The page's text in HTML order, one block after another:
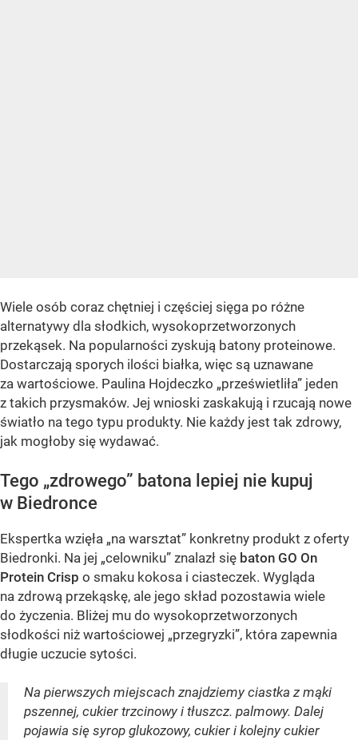
Wiele osób coraz chętniej i częściej sięga po różne
alternatywy dla słodkich, wysokoprzetworzonych
przekąsek. Na popularności zyskują batony proteinowe.
Dostarczają sporych ilości białka, więc są uznawane
za wartościowe. Paulina Hojdeczko „prześwietliła” jeden
z takich przysmaków. Jej wnioski zaskakują i rzucają nowe
światło na tego typu produkty. Nie każdy jest tak zdrowy,
jak mogłoby się wydawać.
Tego „zdrowego” batona lepiej nie kupuj
w Biedronce
Ekspertka wzięła „na warsztat” konkretny produkt z oferty
Biedronki. Na jej „celowniku” znalazł się baton GO On
Protein Crisp o smaku kokosa i ciasteczek. Wygląda
na zdrową przekąskę, ale jego skład pozostawia wiele
do życzenia. Bliżej mu do wysokoprzetworzonych
słodkości niż wartościowej „przegryzki”, która zapewnia
długie uczucie sytości.
Na pierwszych miejscach znajdziemy ciastka z mąki
pszennej, cukier trzcinowy i tłuszcz. palmowy. Dalej
pojawia się syrop glukozowy, cukier i kolejny cukier